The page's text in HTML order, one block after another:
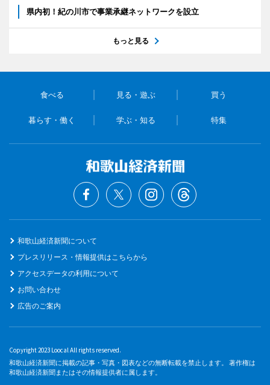
県内初！紀の川市で事業承継ネットワークを設立
もっと見る
食べる 見る・遊ぶ 買う
暮らす・働く 学ぶ・知る 特集
和歌山経済新聞について
プレスリリース・情報提供はこちらから
アクセスデータの利用について
お問い合わせ
広告のご案内
Copyright 2023 Loocal All rights reserved.
和歌山経済新聞に掲載の記事・写真・図表などの無断転載を禁止します。 著作権は
和歌山経済新聞またはその情報提供者に属します。